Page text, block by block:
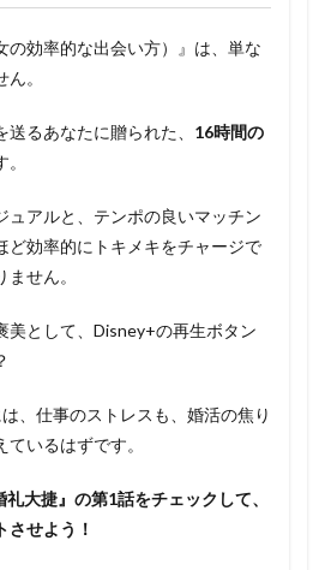
の効率的な出会い方）』は、単な
。
るあなたに贈られた、 16時間の
ュアルと、テンポの良いマッチン
ど効率的にトキメキをチャージで
せん。
美として、Disney+の再生ボタン
、仕事のストレスも、婚活の焦り
いるはずです。
大捷』の第1話をチェックして、
させよう！